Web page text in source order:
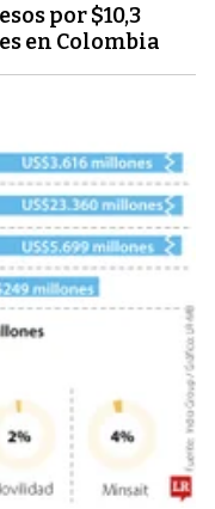
por $10,3
en Colombia